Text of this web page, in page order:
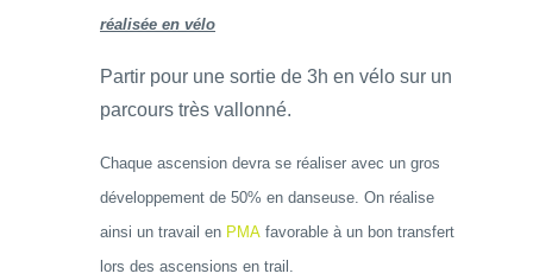
réalisée en vélo
Partir pour une sortie de 3h en vélo sur un
parcours très vallonné.
Chaque ascension devra se réaliser avec un gros
développement de 50% en danseuse. On réalise
ainsi un travail en PMA favorable à un bon transfert
lors des ascensions en trail.